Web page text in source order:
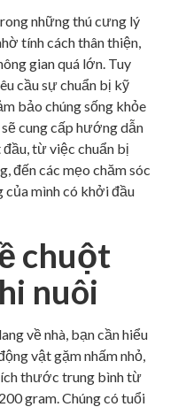
những thú cưng lý
tính cách thân thiện,
gian quá lớn. Tuy
cầu sự chuẩn bị kỹ
bảo chúng sống khỏe
cung cấp hướng dẫn
từ việc chuẩn bị
đến các mẹo chăm sóc
của mình có khởi đầu
chuột
nuôi
về nhà, bạn cần hiểu
vật gặm nhấm nhỏ,
thước trung bình từ
gram. Chúng có tuổi